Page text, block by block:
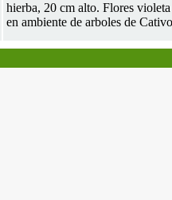
hierba, 20 cm alto. Flores
en ambiente de arboles de